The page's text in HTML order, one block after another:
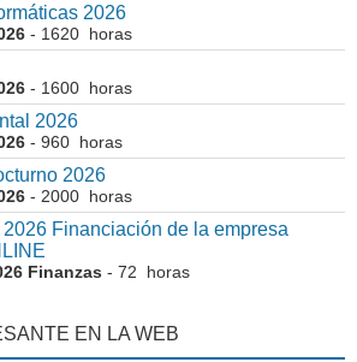
2026
- 1620 horas
- 1600 horas
2026
- 960 horas
2026
- 2000 horas
Financiación de la empresa
Finanzas - 72 horas
EN LA WEB